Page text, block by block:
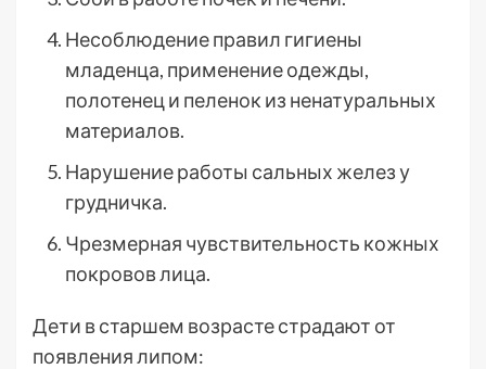
Несоблюдение правил гигиены
младенца, применение одежды,
полотенец и пеленок из ненатуральных
материалов.
Нарушение работы сальных желез у
грудничка.
Чрезмерная чувствительность кожных
покровов лица.
Дети в старшем возрасте страдают от
появления липом: